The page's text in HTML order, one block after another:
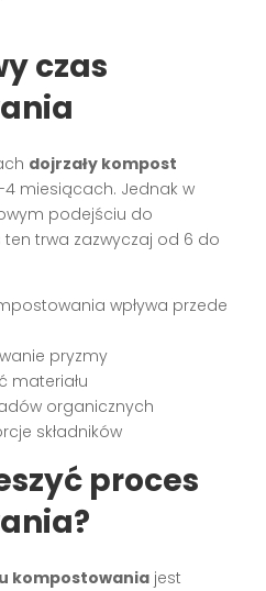
czas
dojrzały kompost
miesiącach. Jednak w
podejściu do
trwa zazwyczaj od 6 do
wpływa przede
pryzmy
materiału
organicznych
składników
proces
kompostowania jest